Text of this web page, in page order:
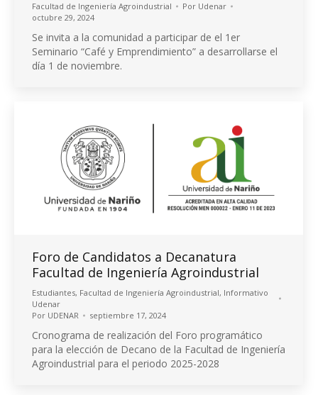
Facultad de Ingeniería Agroindustrial Por Udenar
octubre 29, 2024
Se invita a la comunidad a participar de el 1er
Seminario “Café y Emprendimiento” a desarrollarse el
día 1 de noviembre.
Foro de Candidatos a Decanatura
Facultad de Ingeniería Agroindustrial
Estudiantes, Facultad de Ingeniería Agroindustrial, Informativo
Udenar
Por UDENAR septiembre 17, 2024
Cronograma de realización del Foro programático
para la elección de Decano de la Facultad de Ingeniería
Agroindustrial para el periodo 2025-2028